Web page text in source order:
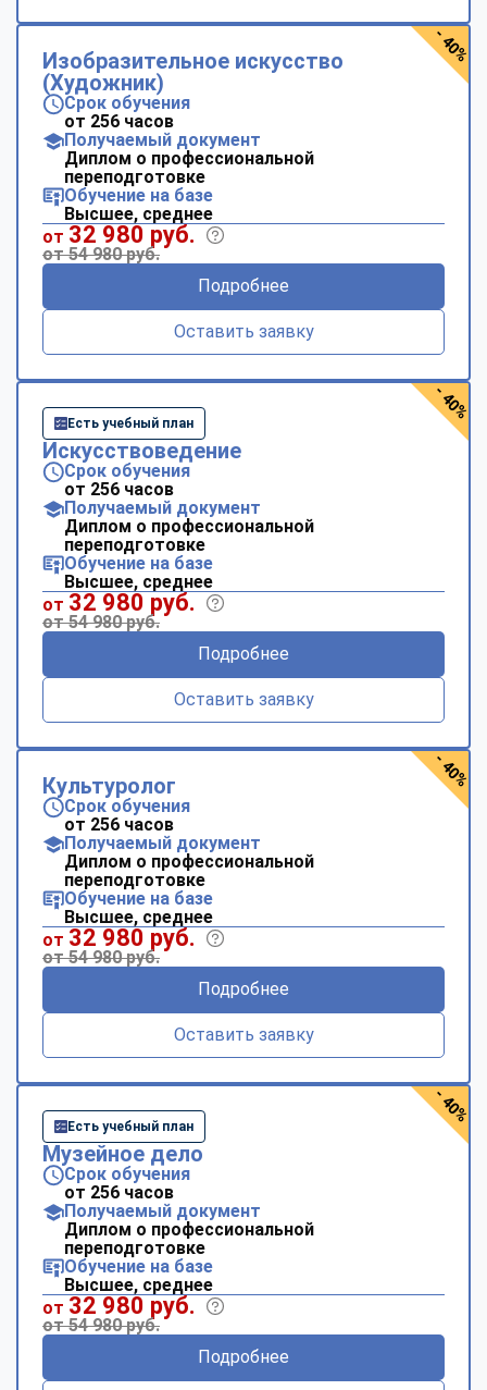
Изобразительное искусство
(Художник)
Срок обучения
от 256 часов
Получаемый документ
Диплом о профессиональной
переподготовке
Обучение на базе
Высшее, среднее
от 32 980 руб.
от 54 980 руб.
Подробнее
Оставить заявку
- 40%
Есть учебный план
Искусствоведение
Срок обучения
от 256 часов
Получаемый документ
Диплом о профессиональной
переподготовке
Обучение на базе
Высшее, среднее
от 32 980 руб.
от 54 980 руб.
Подробнее
Оставить заявку
- 40%
Культуролог
Срок обучения
от 256 часов
Получаемый документ
Диплом о профессиональной
переподготовке
Обучение на базе
Высшее, среднее
от 32 980 руб.
от 54 980 руб.
Подробнее
Оставить заявку
- 40%
Есть учебный план
Музейное дело
Срок обучения
от 256 часов
Получаемый документ
Диплом о профессиональной
переподготовке
Обучение на базе
Высшее, среднее
от 32 980 руб.
от 54 980 руб.
Подробнее
- 40%